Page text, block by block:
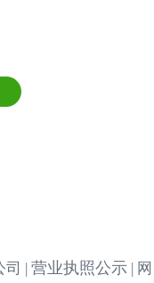
| 营业执照公示 | 网